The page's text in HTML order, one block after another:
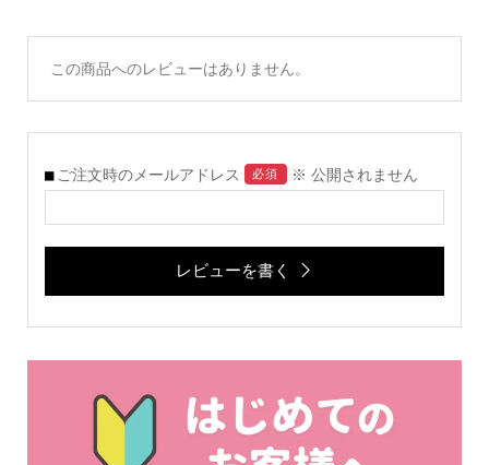
この商品へのレビューはありません。
ご注文時のメールアドレス 必須 ※ 公開されません
レビューを書く